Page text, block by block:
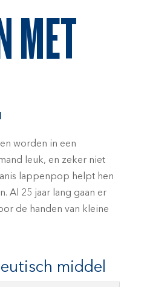
MET
worden in een
leuk, en zeker niet
lappenpop helpt hen
Al 25 jaar lang gaan er
de handen van kleine
middel